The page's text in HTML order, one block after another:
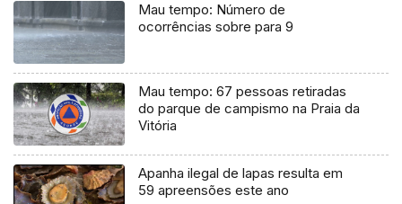
Mau tempo: Número de
ocorrências sobre para 9
Mau tempo: 67 pessoas retiradas
do parque de campismo na Praia da
Vitória
Apanha ilegal de lapas resulta em
59 apreensões este ano